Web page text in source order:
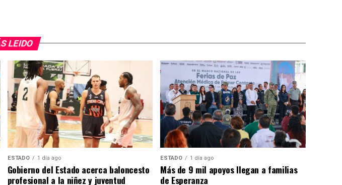
LEIDO
ESTADO 1 día ago
Gobierno del Estado acerca baloncesto
profesional a la niñez y juventud
ESTADO 1 día ago
Más de 9 mil apoyos llegan a familias
de Esperanza